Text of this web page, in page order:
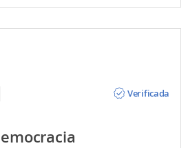
Verificada